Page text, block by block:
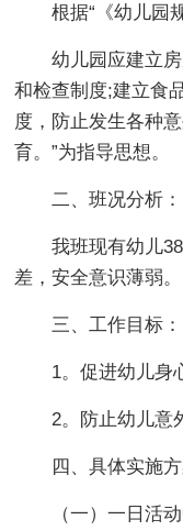
根据“《幼儿园
幼儿园应建立
和检查制度;建立食
度，防止发生各种
育。”为指导思想。
二、班况分析：
我班现有幼儿
差，安全意识薄弱。
三、工作目标：
1。促进幼儿身
2。防止幼儿意
四、具体实施方
（一）一日活